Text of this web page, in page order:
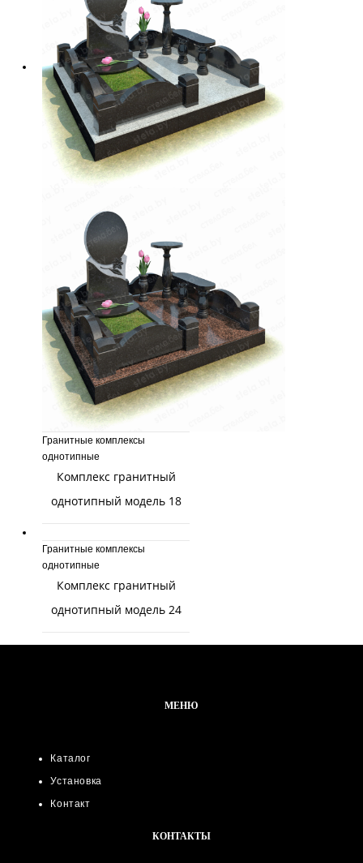
Гранитные комплексы
однотипные
Комплекс гранитный
однотипный модель 18
Гранитные комплексы
однотипные
Комплекс гранитный
однотипный модель 24
МЕНЮ
Каталог
Установка
Контакт
КОНТАКТЫ